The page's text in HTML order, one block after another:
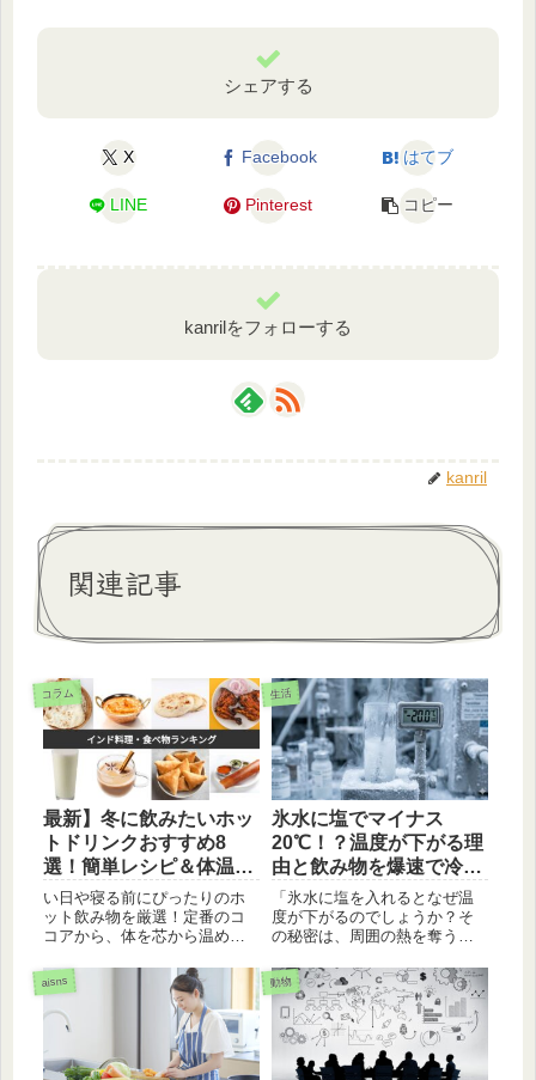
シェアする
X Facebook はてブ
LINE Pinterest コピー
kanrilをフォローする
kanril
関連記事
コラム
最新】冬に飲みたいホッ
トドリンクおすすめ8
選！簡単レシピ＆体温ま
る飲み物
い日や寝る前にぴったりのホ
ット飲み物を厳選！定番のコ
コアから、体を芯から温める
ャイまで、気分に合わせた一
杯が見つかります。美味しく
作るコツも紹介中。
生活
氷水に塩でマイナス
20℃！？温度が下がる理
由と飲み物を爆速で冷や
す裏技
「氷水に塩を入れるとなぜ温
度が下がるのでしょうか？そ
の秘密は、周囲の熱を奪う
くなる「凝固点降下」という
科学の仕組みにあります。短
時間で飲み物をキンキンに冷
やす具体的な手順や、日常で
役立つ活用法を分かりやすく
ガイドします。」
aisns 動物